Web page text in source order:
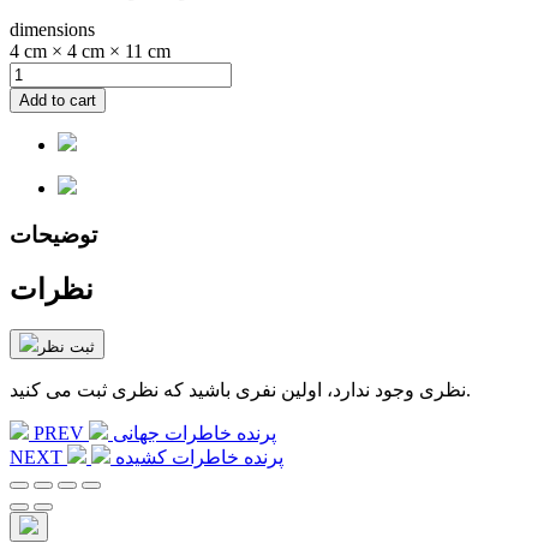
dimensions
4 cm × 4 cm × 11 cm
Add to cart
توضیحات
نظرات
ثبت نظر
نظری وجود ندارد، اولین نفری باشید که نظری ثبت می کنید.
PREV
پرنده خاطرات جهانی
NEXT
پرنده خاطرات کشیده